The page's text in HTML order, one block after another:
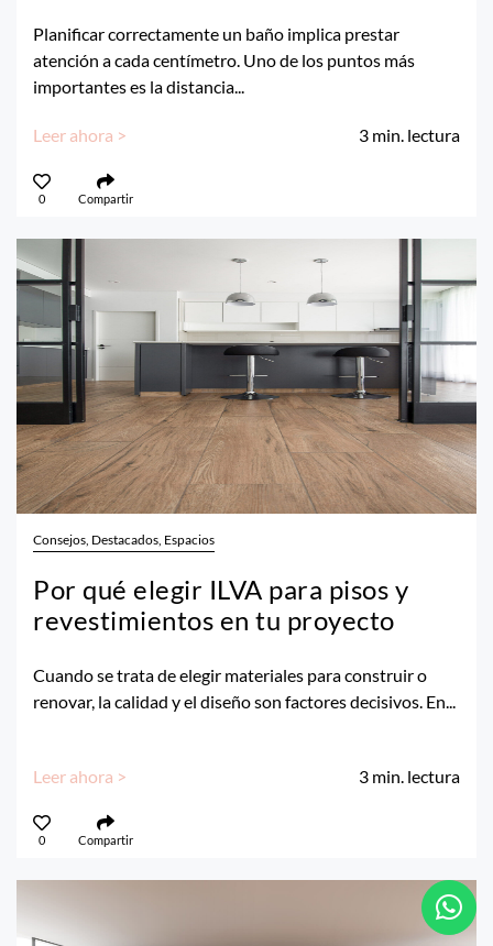
Planificar correctamente un baño implica prestar
atención a cada centímetro. Uno de los puntos más
importantes es la distancia...
Leer ahora > 3 min. lectura
0 Compartir
Consejos, Destacados, Espacios
Por qué elegir ILVA para pisos y
revestimientos en tu proyecto
Cuando se trata de elegir materiales para construir o
renovar, la calidad y el diseño son factores decisivos. En...
Leer ahora > 3 min. lectura
0 Compartir